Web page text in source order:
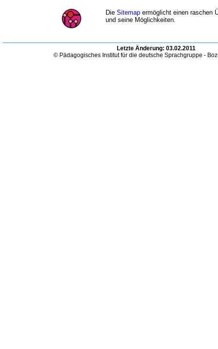
Die Sitemap ermöglicht einen raschen
und seine Möglichkeiten.
Letzte Änderung: 03.02.2011
© Pädagogisches Institut für die deutsche Sprachgruppe -